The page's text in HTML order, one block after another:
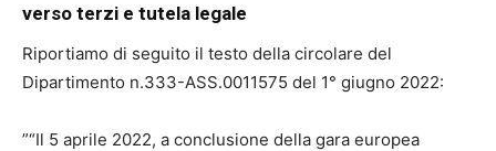
verso terzi e tutela legale
Riportiamo di seguito il testo della circolare del
Dipartimento n.333-ASS.0011575 del 1° giugno 2022:
”“Il 5 aprile 2022, a conclusione della gara europea